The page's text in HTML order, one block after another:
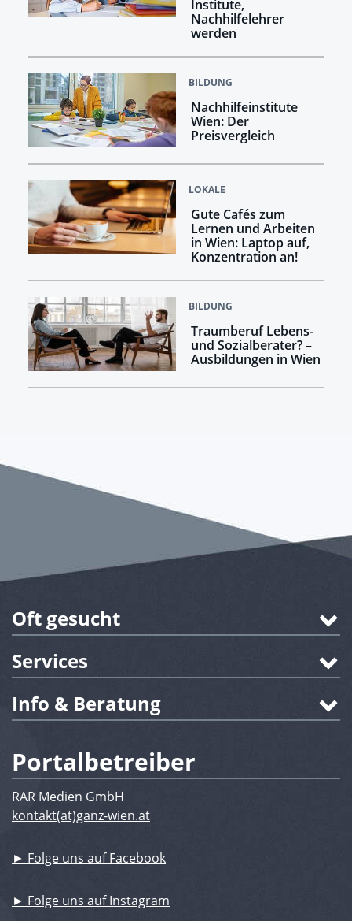
Institute,
Nachhilfelehrer
werden
BILDUNG
Nachhilfeinstitute
Wien: Der
Preisvergleich
LOKALE
Gute Cafés zum
Lernen und Arbeiten
in Wien: Laptop auf,
Konzentration an!
BILDUNG
Traumberuf Lebens-
und Sozialberater? –
Ausbildungen in Wien
Oft gesucht
Services
Info & Beratung
Portalbetreiber
RAR Medien GmbH
kontakt(at)ganz-wien.at
► Folge uns auf Facebook
► Folge uns auf Instagram